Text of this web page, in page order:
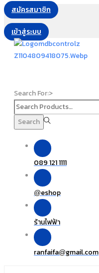
สมัครสมาชิก
เข้าสู่ระบบ
Search For:>
Search
089 121 1111
@eshop
ร้านไฟฟ้า
ranfaifa@gmail.com